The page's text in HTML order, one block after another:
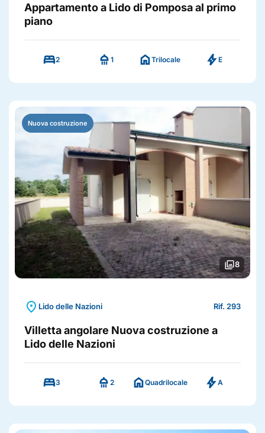
Appartamento a Lido di Pomposa al primo
piano
bed2 shower 1 homeTrilocale boltE
Nuova costruzione
photo_library8
location_on Lido delle Nazioni Rif. 293
Villetta angolare Nuova costruzione a
Lido delle Nazioni
bed3 shower 2 homeQuadrilocale boltA